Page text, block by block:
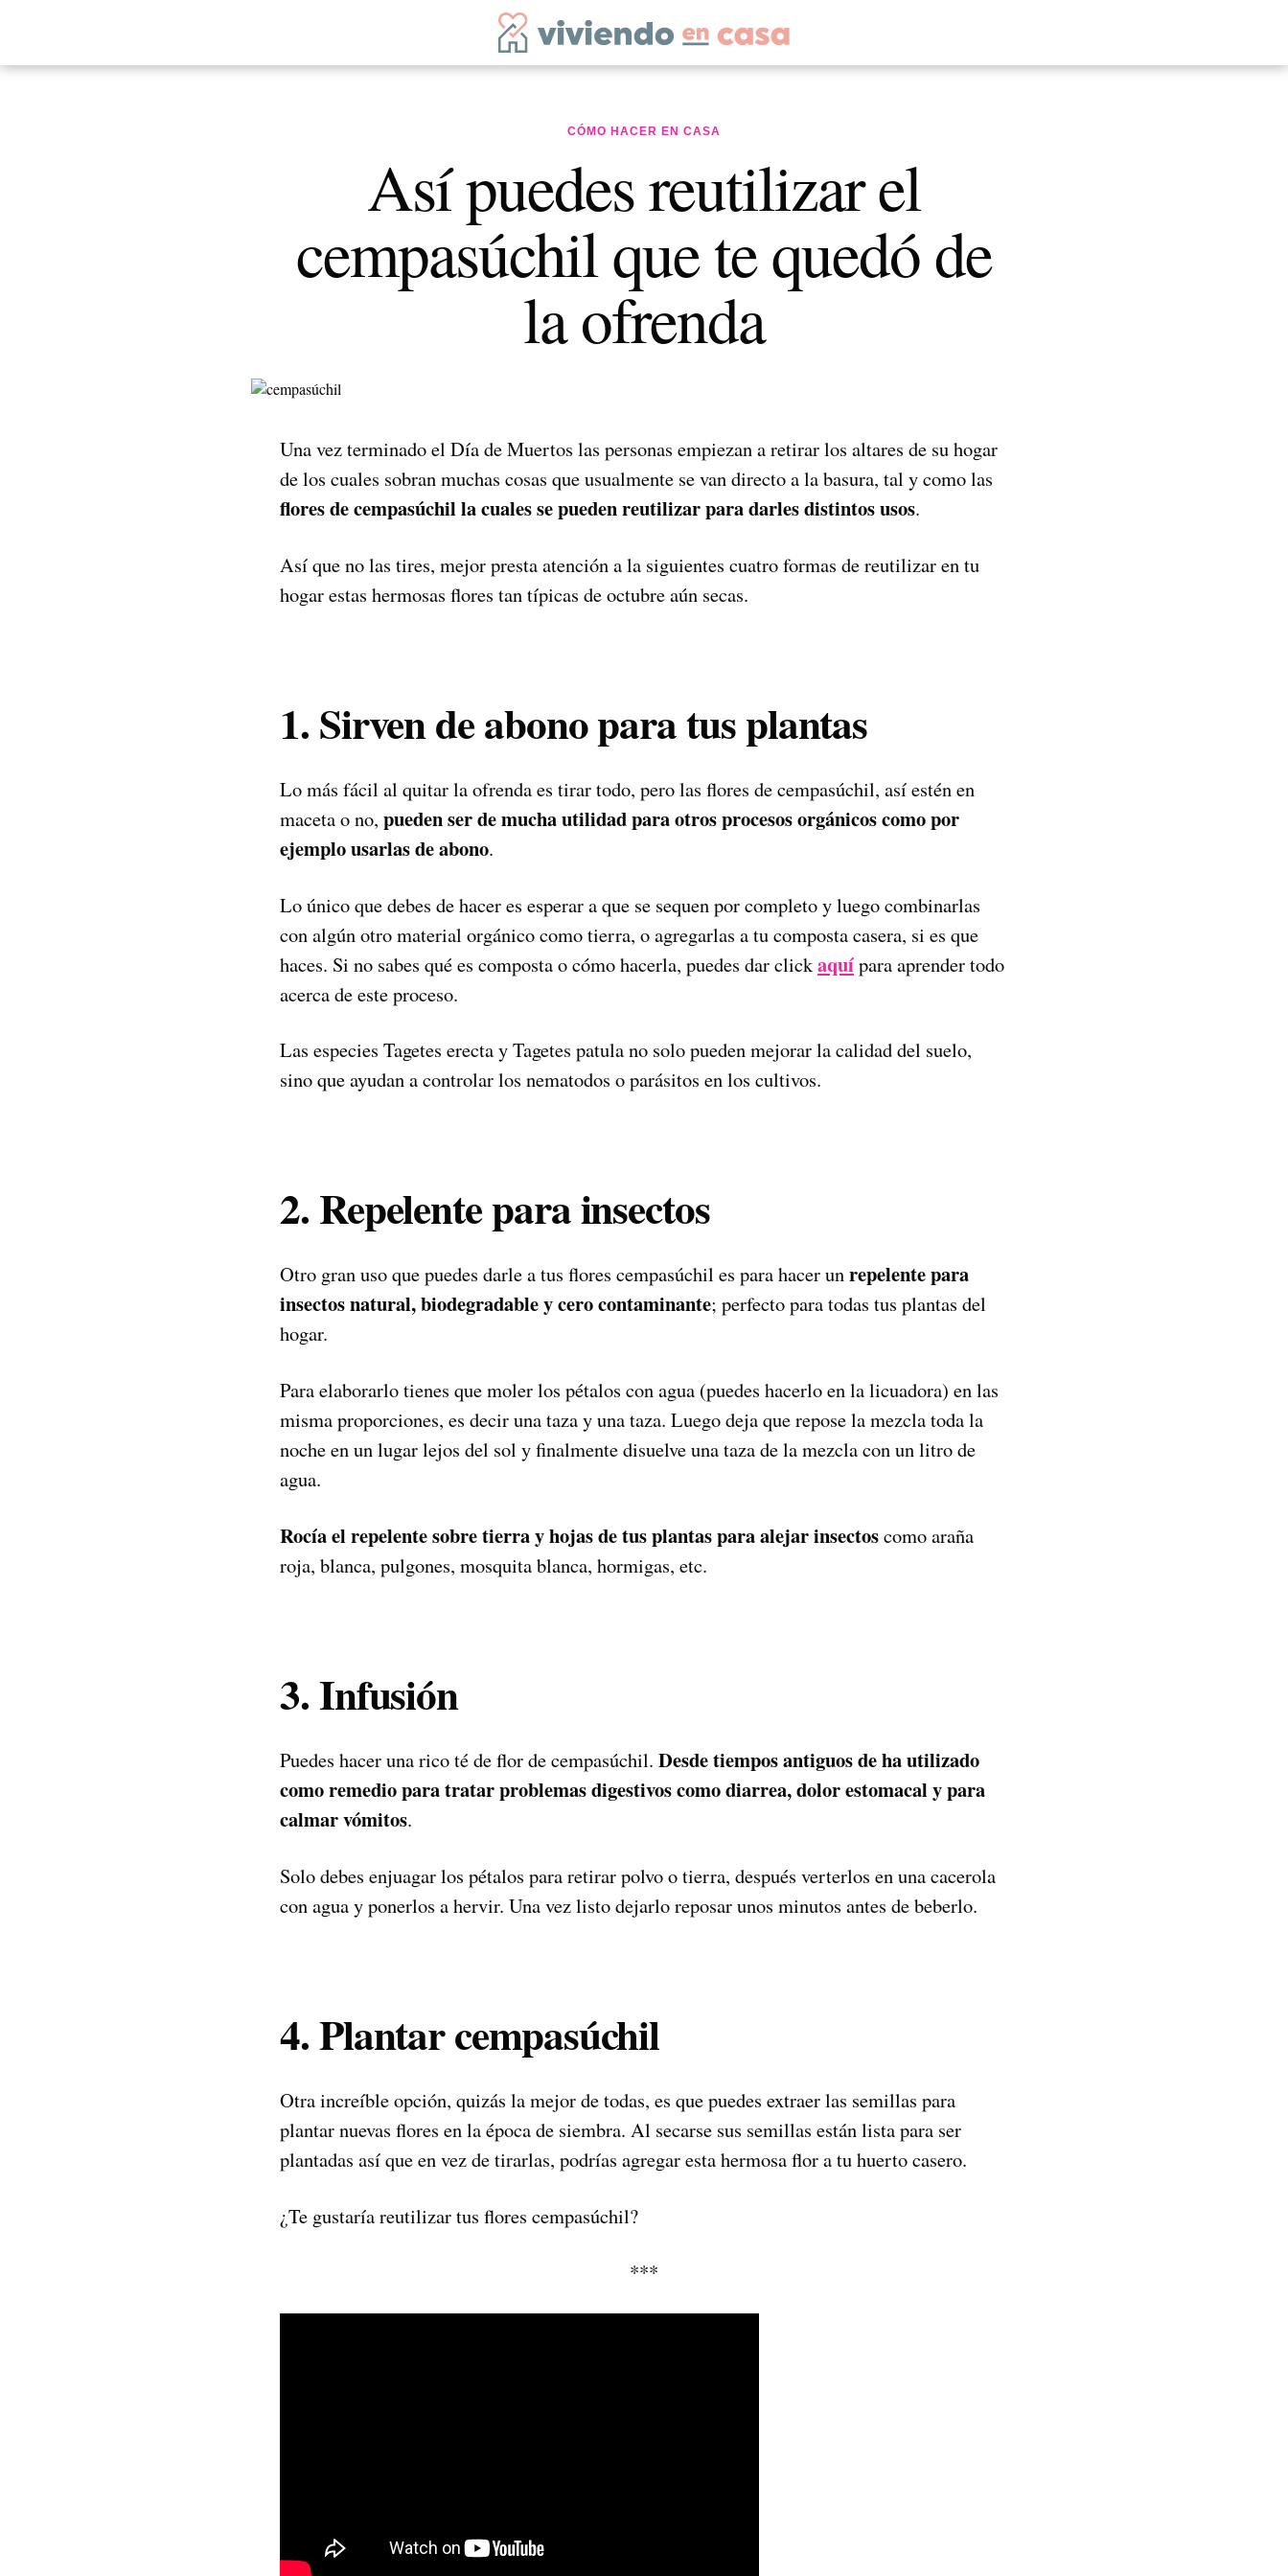
CÓMO HACER EN CASA
Así puedes reutilizar el
cempasúchil que te quedó de
la ofrenda
Una vez terminado el Día de Muertos las personas empiezan a retirar los altares de su hogar
de los cuales sobran muchas cosas que usualmente se van directo a la basura, tal y como las
flores de cempasúchil la cuales se pueden reutilizar para darles distintos usos.
Así que no las tires, mejor presta atención a la siguientes cuatro formas de reutilizar en tu
hogar estas hermosas flores tan típicas de octubre aún secas.
1. Sirven de abono para tus plantas
Lo más fácil al quitar la ofrenda es tirar todo, pero las flores de cempasúchil, así estén en
maceta o no, pueden ser de mucha utilidad para otros procesos orgánicos como por
ejemplo usarlas de abono.
Lo único que debes de hacer es esperar a que se sequen por completo y luego combinarlas
con algún otro material orgánico como tierra, o agregarlas a tu composta casera, si es que
haces. Si no sabes qué es composta o cómo hacerla, puedes dar clickaquípara aprender todo
acerca de este proceso.
Las especies Tagetes erecta y Tagetes patula no solo pueden mejorar la calidad del suelo,
sino que ayudan a controlar los nematodos o parásitos en los cultivos.
2. Repelente para insectos
Otro gran uso que puedes darle a tus flores cempasúchil es para hacer unrepelente para
insectos natural, biodegradable y cero contaminante; perfecto para todas tus plantas del
hogar.
Para elaborarlo tienes que moler los pétalos con agua (puedes hacerlo en la licuadora) en las
misma proporciones, es decir una taza y una taza. Luego deja que repose la mezcla toda la
noche en un lugar lejos del sol y finalmente disuelve una taza de la mezcla con un litro de
agua.
Rocía el repelente sobre tierra y hojas de tus plantas para alejar insectoscomo araña
roja, blanca, pulgones, mosquita blanca, hormigas, etc.
3. Infusión
Puedes hacer una rico té de flor de cempasúchil. Desde tiempos antiguos de ha utilizado
como remedio para tratar problemas digestivos como diarrea, dolor estomacal y para
calmar vómitos.
Solo debes enjuagar los pétalos para retirar polvo o tierra, después verterlos en una cacerola
con agua y ponerlos a hervir. Una vez listo dejarlo reposar unos minutos antes de beberlo.
4. Plantar cempasúchil
Otra increíble opción, quizás la mejor de todas, es que puedes extraer las semillas para
plantar nuevas flores en la época de siembra. Al secarse sus semillas están lista para ser
plantadas así que en vez de tirarlas, podrías agregar esta hermosa flor a tu huerto casero.
¿Te gustaría reutilizar tus flores cempasúchil?
***